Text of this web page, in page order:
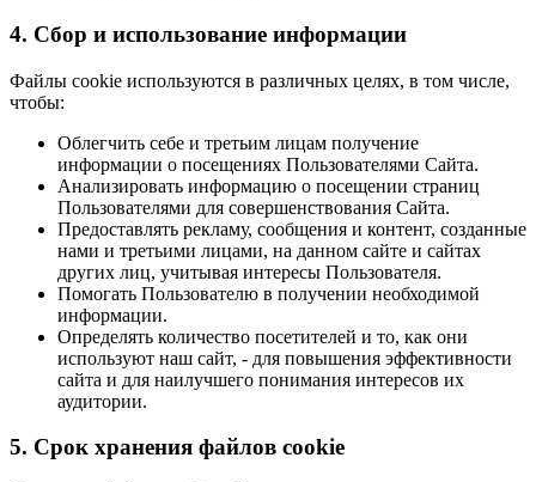
4. Сбор и использование информации
Файлы cookie используются в различных целях, в том числе,
чтобы:
Облегчить себе и третьим лицам получение
информации о посещениях Пользователями Сайта.
Анализировать информацию о посещении страниц
Пользователями для совершенствования Сайта.
Предоставлять рекламу, сообщения и контент, созданные
нами и третьими лицами, на данном сайте и сайтах
других лиц, учитывая интересы Пользователя.
Помогать Пользователю в получении необходимой
информации.
Определять количество посетителей и то, как они
используют наш сайт, - для повышения эффективности
сайта и для наилучшего понимания интересов их
аудитории.
5. Срок хранения файлов cookie